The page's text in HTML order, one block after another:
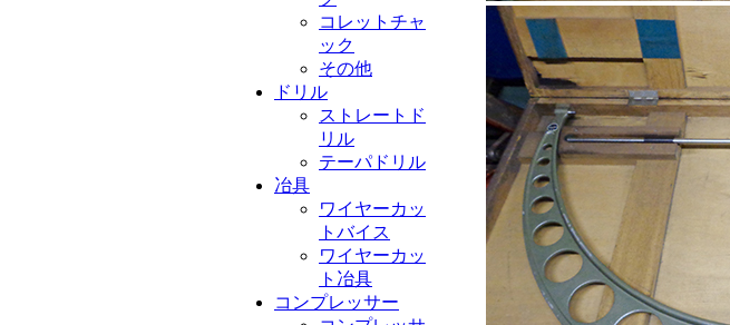
コレットチャ
ック
その他
ドリル
ストレートド
リル
テーパドリル
冶具
ワイヤーカッ
トバイス
ワイヤーカッ
ト冶具
コンプレッサー